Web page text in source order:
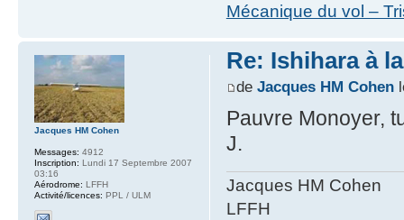
Mécanique du vol –
Re: Ishihara à
de Jacques HM Cohen
Pauvre Monoyer,
J.
Jacques HM Cohen
LFFH
Jacques HM Cohen
Messages: 4912
Inscription: Lundi 17 Septembre 2007
03:16
Aérodrome: LFFH
Activité/licences: PPL / ULM